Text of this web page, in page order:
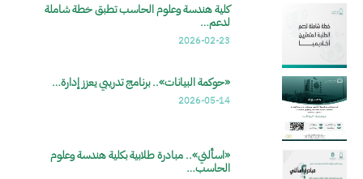
كلية هندسة وعلوم الحاسب تطبق خطة شاملة
لدعم…
2026-02-23
«حوكمة البيانات».. برنامج تدريبي يعزز إدارة…
2026-05-14
«اسألني».. مبادرة طلابية بكلية هندسة وعلوم
الحاسب…